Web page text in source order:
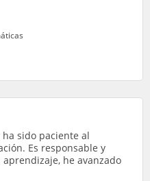
sido paciente al
Es responsable y
he avanzado